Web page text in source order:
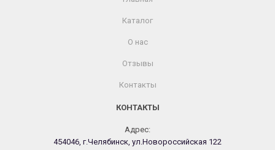
Каталог
О нас
Отзывы
Контакты
КОНТАКТЫ
Адрес:
454046, г.Челябинск, ул.Новороссийская 122